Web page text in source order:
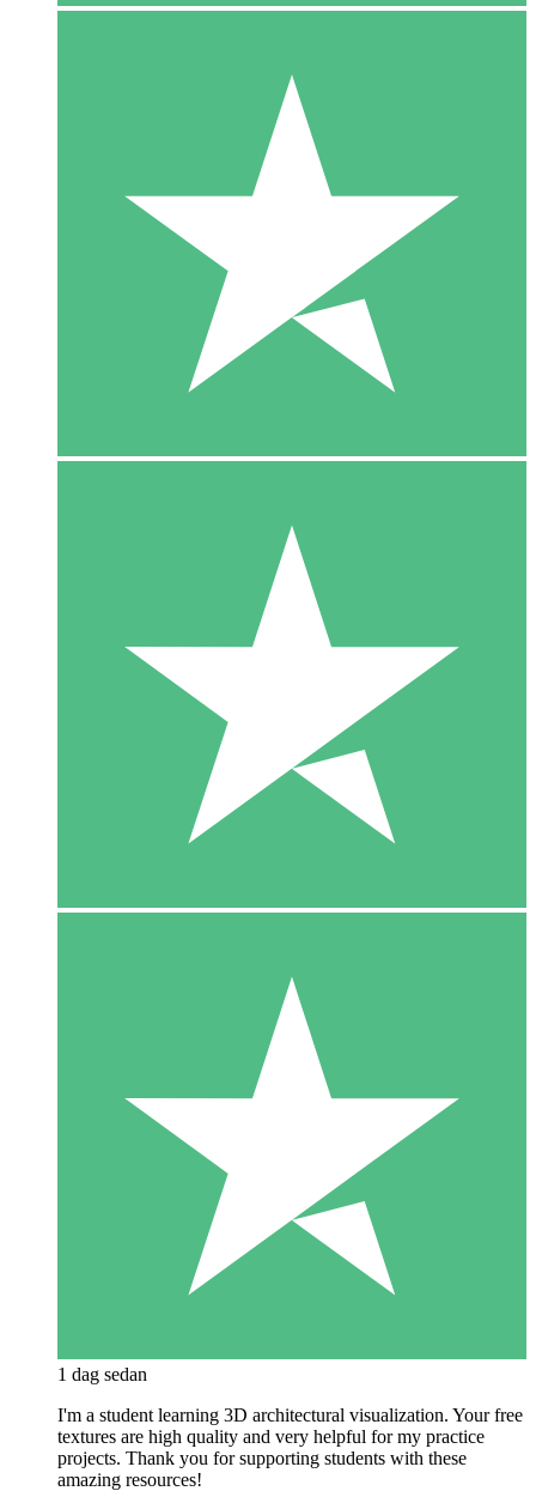
1 dag sedan
I'm a student learning 3D architectural visualization. Your free
textures are high quality and very helpful for my practice
projects. Thank you for supporting students with these
amazing resources!